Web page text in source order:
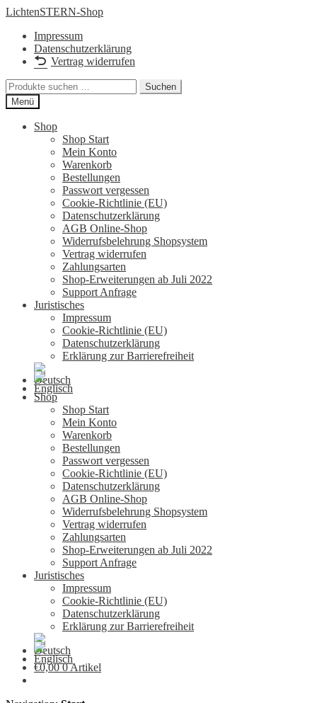
Zur
springen
Zum
springen
LichtenSTERN-Shop
Impressum
Datenschutzerklärung
Vertrag widerrufen
Suchen
nach:
Suchen
Menü
Shop
Shop Start
Mein Konto
Warenkorb
Bestellungen
Passwort vergessen
Cookie-Richtlinie (EU)
Datenschutzerklärung
AGB Online-Shop
Widerrufsbelehrung Shopsystem
Vertrag widerrufen
Zahlungsarten
Shop-Erweiterungen ab Juli 2022
Support Anfrage
Juristisches
Impressum
Cookie-Richtlinie (EU)
Datenschutzerklärung
Erklärung zur Barrierefreiheit
Shop
Shop Start
Mein Konto
Warenkorb
Bestellungen
Passwort vergessen
Cookie-Richtlinie (EU)
Datenschutzerklärung
AGB Online-Shop
Widerrufsbelehrung Shopsystem
Vertrag widerrufen
Zahlungsarten
Shop-Erweiterungen ab Juli 2022
Support Anfrage
Juristisches
Impressum
Cookie-Richtlinie (EU)
Datenschutzerklärung
Erklärung zur Barrierefreiheit
€0,00 0 Artikel